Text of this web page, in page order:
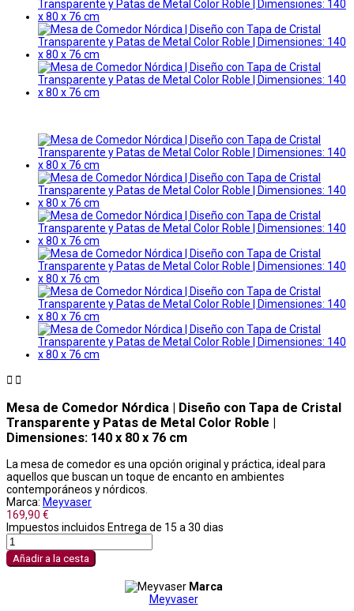
 
Mesa de Comedor Nórdica | Diseño con Tapa de Cristal
Transparente y Patas de Metal Color Roble |
Dimensiones: 140 x 80 x 76 cm
La mesa de comedor es una opción original y práctica, ideal para
aquellos que buscan un toque de encanto en ambientes
contemporáneos y nórdicos.
Marca: Meyvaser
169,90 €
Impuestos incluidos Entrega de 15 a 30 dias
Añadir a la cesta
Marca
Meyvaser